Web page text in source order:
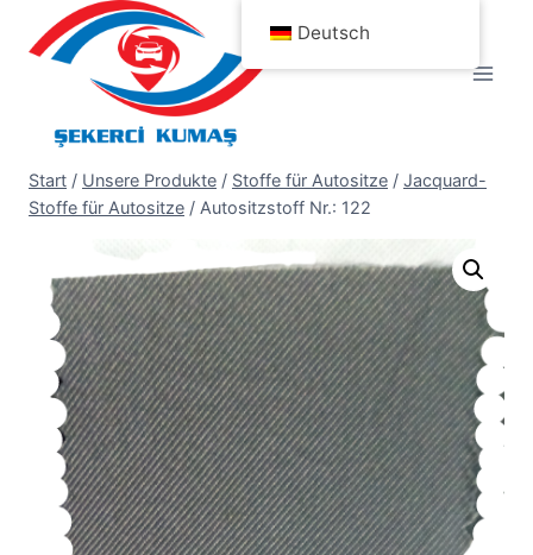
Inhalt
Start / Unsere Produkte / Stoffe für Autositze / Jacquard-
Stoffe für Autositze / Autositzstoff Nr.: 122
Deutsch